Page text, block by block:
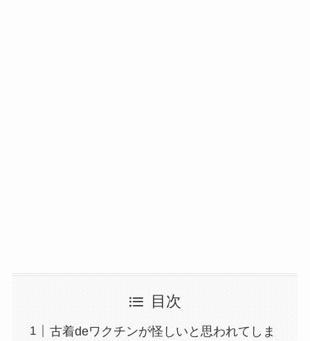
目次
古着deワクチンが怪しいと思われてしま